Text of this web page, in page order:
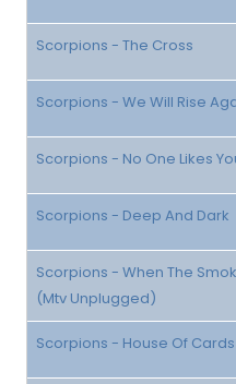
Scorpions - The Cross
Scorpions - We Will Rise
Scorpions - No One Likes
Scorpions - Deep And Dark
Scorpions - When The
(Mtv Unplugged)
Scorpions - House Of Cards